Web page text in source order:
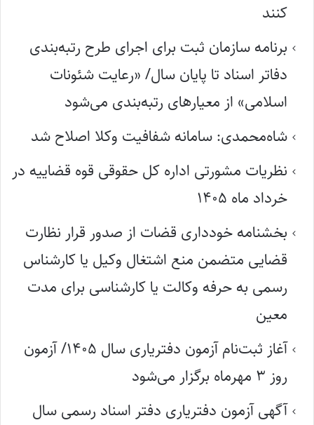
کنند
برنامه سازمان ثبت برای اجرای طرح رتبه‌بندی
دفاتر اسناد تا پایان سال/ «رعایت شئونات
اسلامی» از معیارهای رتبه‌بندی می‌شود
شاه‌محمدی: سامانه شفافیت وکلا اصلاح شد
نظریات مشورتی اداره کل حقوقی قوه قضاییه در
خرداد ماه ۱۴۰۵
بخشنامه خودداری قضات از صدور قرار نظارت
قضایی متضمن منع اشتغال وکیل یا کارشناس
رسمی به حرفه وکالت یا کارشناسی برای مدت
معین
آغاز ثبت‌نام آزمون دفتریاری سال ۱۴۰۵/ آزمون
روز ۳ مهرماه برگزار می‌شود
آگهی آزمون دفتریاری دفتر اسناد رسمی سال